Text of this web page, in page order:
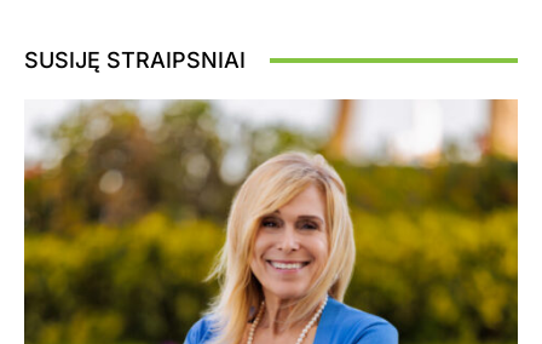
SUSIJĘ STRAIPSNIAI